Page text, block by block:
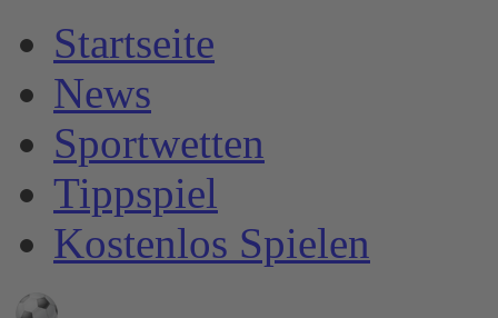
Startseite
News
Sportwetten
Tippspiel
Kostenlos Spielen